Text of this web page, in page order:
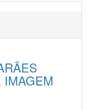
IMAGEM